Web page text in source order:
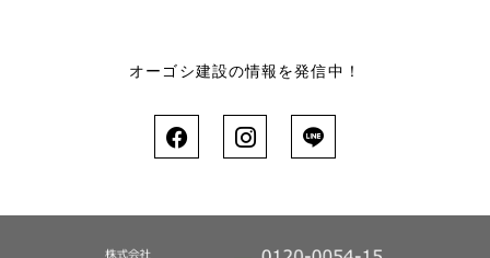
オーゴシ建設の情報を発信中！